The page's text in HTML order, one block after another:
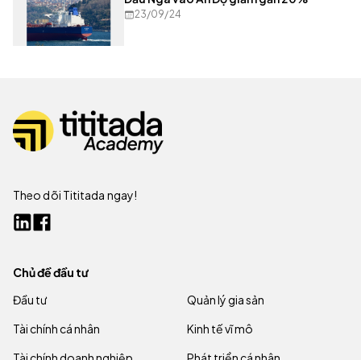
23/09/24
Theo dõi Tititada ngay!
Chủ đề đầu tư
Đầu tư
Quản lý gia sản
Tài chính cá nhân
Kinh tế vĩ mô